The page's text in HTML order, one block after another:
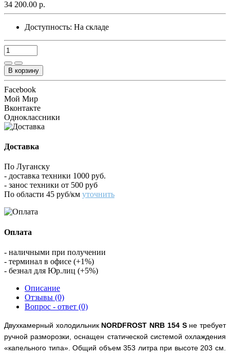
34 200.00 р.
Доступность: На складе
В корзину
Facebook
Мой Мир
Вконтакте
Одноклассники
Доставка
По Луганску
- доставка техники 1000 руб.
- занос техники от 500 руб
По области 45 руб/км уточнить
Оплата
- наличными при получении
- терминал в офисе (+1%)
- безнал для Юр.лиц (+5%)
Описание
Отзывы (0)
Вопрос - ответ (0)
Двухкамерный холодильник NORDFROST NRB 154 Sне требует
ручной разморозки, оснащен статической системой охлаждения
«капельного типа». Общий объем 353 литра при высоте 203 см.